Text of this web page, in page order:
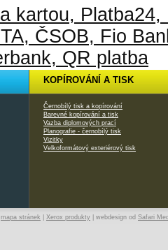
KOPÍROVÁNÍ A TISK
Černobílý tisk a kopírování
Barevné kopírování a tisk
Vazba diplomových prací
Planografie - černobílý tisk
Vizitky
Velkoformátový exteriérový tisk
mapa stránek Xerox produkty | webdesign od Safari